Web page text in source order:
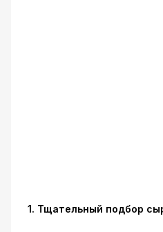
1. Тщательный подбор